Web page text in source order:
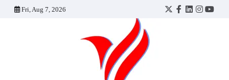
Fri, Aug 7, 2026
Twitter
Facebook
LinkedIn